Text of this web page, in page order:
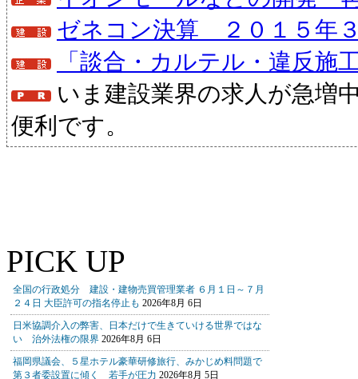
ゼネコン決算 ２０１５年
「談合・カルテル・違反施
いま建設業界の求人が急増
便利です。
PICK UP